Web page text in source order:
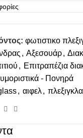
φωτιστικο
, Αξεσουάρ,
, Επιτραπέζια
- Πονηρά
, αιφελ,